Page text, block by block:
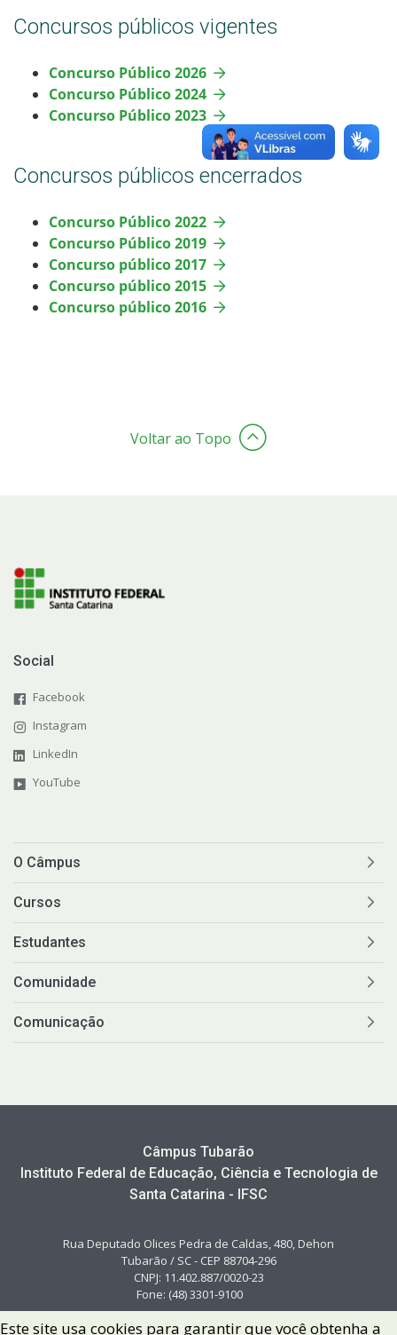
Concursos públicos vigentes
Concurso Público 2026
Concurso Público 2024
Concurso Público 2023
Concursos públicos encerrados
Concurso Público 2022
Concurso Público 2019
Concurso público 2017
Concurso público 2015
Concurso público 2016
Voltar ao Topo
Social
Facebook
Instagram
LinkedIn
YouTube
O Câmpus
Cursos
Estudantes
Comunidade
Comunicação
Câmpus Tubarão
Instituto Federal de Educação, Ciência e Tecnologia de
Santa Catarina - IFSC
Rua Deputado Olices Pedra de Caldas, 480, Dehon
Tubarão / SC - CEP 88704-296
CNPJ: 11.402.887/0020-23
Fone: (48) 3301-9100
Este site usa cookies para garantir que você obtenha a